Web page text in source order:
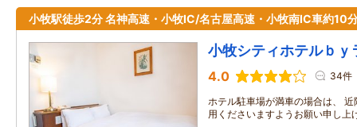
小牧駅徒歩2分 名神高速・小牧IC/名古屋高速・小牧南IC車約
小牧シティホテルｂｙ
4.0 34件
ホテル駐車場が満車の場合は、
用くださいますようお願い申し上